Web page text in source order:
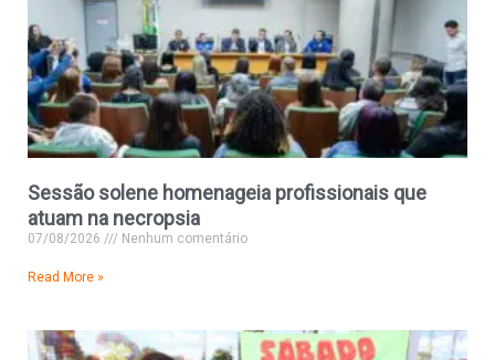
Sessão solene homenageia profissionais que
atuam na necropsia
07/08/2026 Nenhum comentário
Read More »